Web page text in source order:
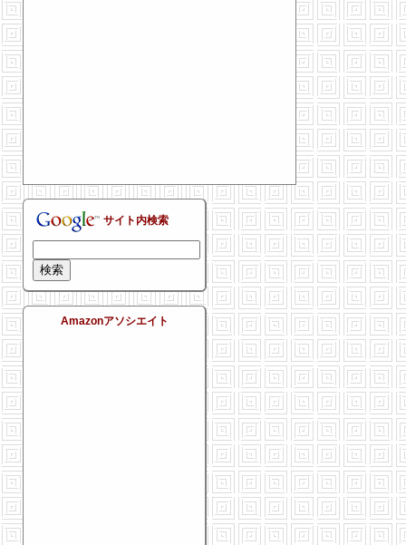
サイト内検索
Amazonアソシエイト